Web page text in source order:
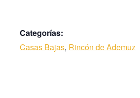
Categorías:
Casas Bajas, Rincón de Ademuz